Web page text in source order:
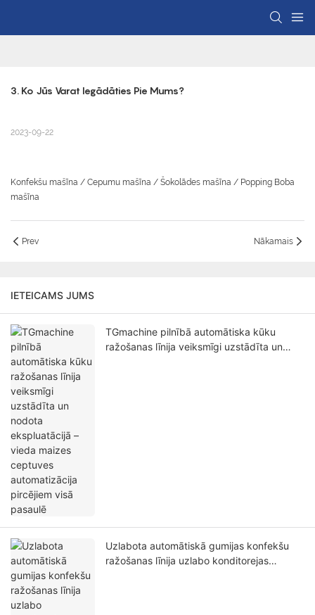
3. Ko Jūs Varat Iegādāties Pie Mums?
2023-09-22
Konfekšu mašīna / Cepumu mašīna / Šokolādes mašīna / Popping Boba
mašīna
Prev Nākamais
IETEICAMS JUMS
TGmachine pilnībā automātiska kūku
ražošanas līnija veiksmīgi uzstādīta un
Uzlabota automātiskā gumijas konfekšu
ražošanas līnija uzlabo konditorejas